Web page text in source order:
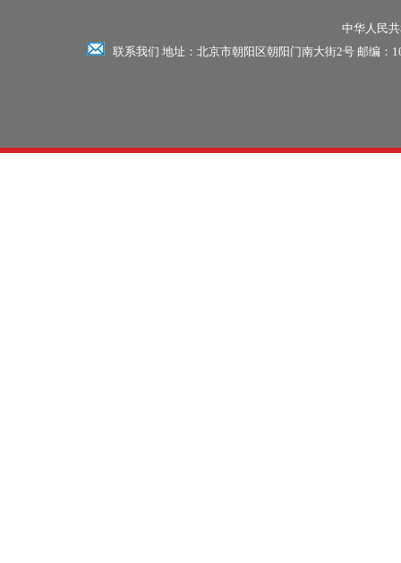
中华人民
联系我们 地址：北京市朝阳区朝阳门南大街2号 邮编：